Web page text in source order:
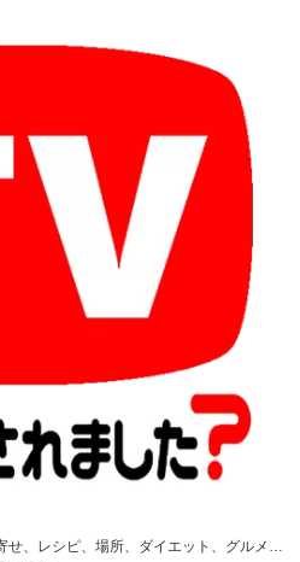
せ、レシピ、場所、ダイエット、グルメ…